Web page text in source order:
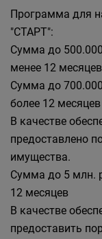
Программа для
"СТАРТ":
Сумма до
менее 12
Сумма до
более 12 месяцев
В качестве
предоставлено
имущества.
Сумма до 5 млн.
12 месяцев
В качестве
предоставить